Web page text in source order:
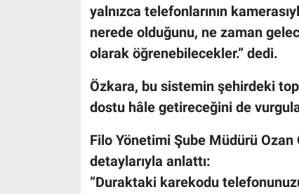
yalnızca telefonlarının
nerede olduğunu, ne zaman
olarak öğrenebilecekler.” dedi.
Özkara, bu sistemin şehirdeki
dostu hâle getireceğini de
Filo Yönetimi Şube Müdürü Ozan
detaylarıyla anlattı:
“Duraktaki karekodu